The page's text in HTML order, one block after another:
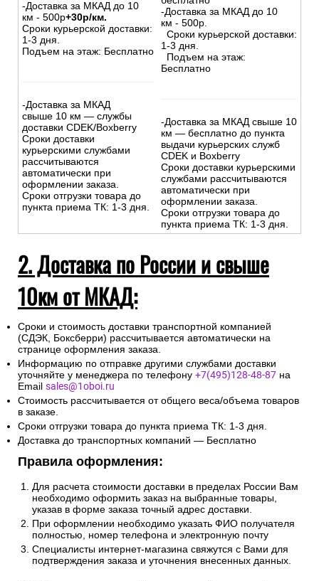
-Доставка за МКАД до 10
км - 500р+30р/км.
Сроки курьерской доставки:
1-3 дня.
Подъем на этаж: Бесплатно
-Доставка за МКАД
свыше 10 км — службы
доставки CDEK/Boxberry
Сроки доставки
курьерскими службами
рассчитываются
автоматически при
оформлении заказа.
Сроки отгрузки товара до
пункта приема ТК: 1-3 дня.
-Доставка за МКАД до 10
км - 500р.
Сроки курьерской доставки:
1-3 дня.
Подъем на этаж:
Бесплатно
-Доставка за МКАД свыше 10
км — бесплатно до пункта
выдачи курьерских служб
CDEK и Boxberry
Сроки доставки курьерскими
службами рассчитываются
автоматически при
оформлении заказа.
Сроки отгрузки товара до
пункта приема ТК: 1-3 дня.
2. Доставка по России и свыше
10км от МКАД:
Сроки и стоимость доставки транспортной компанией
(СДЭК, Боксберри) рассчитывается автоматически на
странице оформления заказа.
Информацию по отправке другими службами доставки
уточняйте у менеджера по телефону +7(495)128-48-87 на
Email sales@1oboi.ru
Стоимость рассчитывается от общего веса/объема товаров
в заказе.
Сроки отгрузки товара до пункта приема ТК: 1-3 дня.
Доставка до транспортных компаний — Бесплатно
Правила оформления:
Для расчета стоимости доставки в пределах России Вам
необходимо оформить заказ на выбранные товары,
указав в форме заказа точный адрес доставки.
При оформлении необходимо указать ФИО получателя
полностью, номер телефона и электронную почту
Специалисты интернет-магазина свяжутся с Вами для
подтверждения заказа и уточнения внесенных данных.